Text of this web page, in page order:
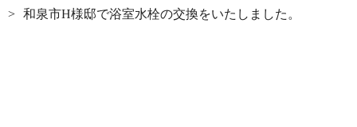
和泉市H様邸で浴室水栓の交換をいたしました。